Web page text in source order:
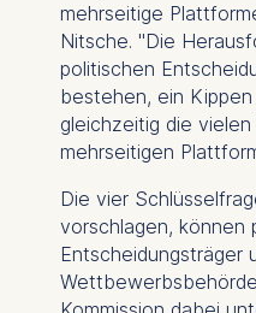
mehrseitige
Nitsche. "Die
politischen
bestehen, ein
gleichzeitig die
mehrseitigen
Die vier
vorschlagen, können
Entscheidungsträger
ESMT
Germany
following
usage